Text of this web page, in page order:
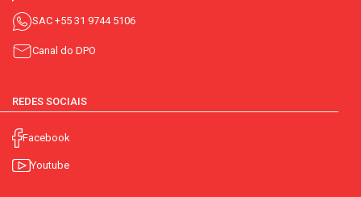
SAC +55 31 9744 5106
Canal do DPO
REDES SOCIAIS
Facebook
Youtube